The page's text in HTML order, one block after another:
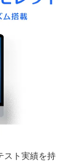
スト実績を持